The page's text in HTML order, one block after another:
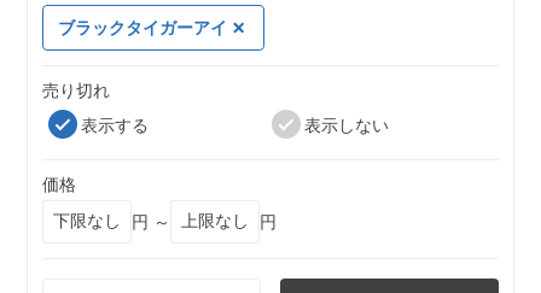
ブラックタイガーアイ
売り切れ
表示する
表示しない
価格
円 ～
円